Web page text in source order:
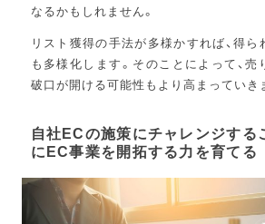
なるかもしれません。
リスト獲得の手法が多様かすれば、得
も多様化します。そのことによって、
破口が開ける可能性もより高まっていき
自社ECの施策にチャレンジする
にEC事業を開拓する力を育てる